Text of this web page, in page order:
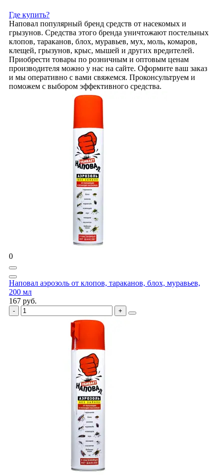
Где купить?
Наповал популярный бренд средств от насекомых и
грызунов. Средства этого бренда уничтожают постельных
клопов, тараканов, блох, муравьев, мух, моль, комаров,
клещей, грызунов, крыс, мышей и других вредителей.
Приобрести товары по розничным и оптовым ценам
производителя можно у нас на сайте. Оформите ваш заказ
и мы оперативно с вами свяжемся. Проконсультруем и
поможем с выбором эффективного средства.
0
Наповал аэрозоль от клопов, тараканов, блох, муравьев,
200 мл
167 руб.